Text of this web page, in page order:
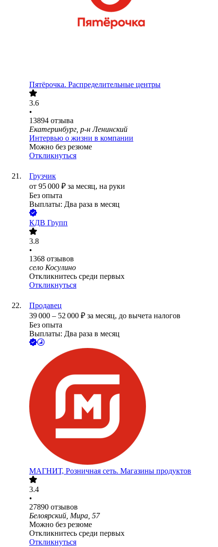
Пятёрочка. Распределительные центры
3.6
•
13894 отзыва
Екатеринбург, р-н Ленинский
Интервью о жизни в компании
Можно без резюме
Откликнуться
Грузчик
от 95 000 ₽ за месяц, на руки
Без опыта
Выплаты: Два раза в месяц
КДВ Групп
3.8
•
1368 отзывов
село Косулино
Откликнитесь среди первых
Откликнуться
Продавец
39 000 – 52 000 ₽ за месяц, до вычета налогов
Без опыта
Выплаты: Два раза в месяц
МАГНИТ, Розничная сеть. Магазины продуктов
3.4
•
27890 отзывов
Белоярский, Мира, 57
Можно без резюме
Откликнитесь среди первых
Откликнуться